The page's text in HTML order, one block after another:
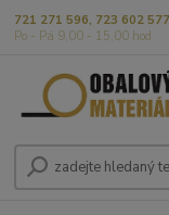
721 271 596, 723 602 577
Po - Pá 9,00 - 15,00 hod